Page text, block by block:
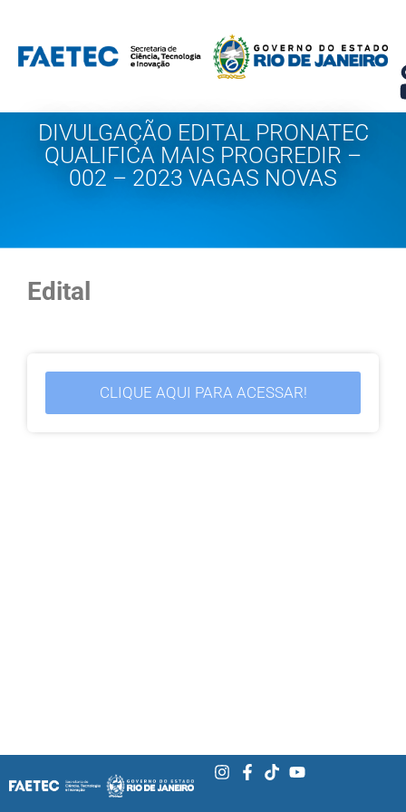
Pular
para
conteúdo
DIVULGAÇÃO EDITAL PRONATEC
QUALIFICA MAIS PROGREDIR –
002 – 2023 VAGAS NOVAS
Edital
CLIQUE AQUI PARA ACESSAR!